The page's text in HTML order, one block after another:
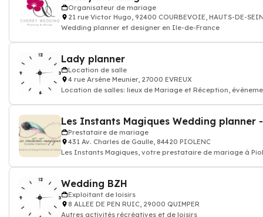
Organisateur de mariage
21 rue Victor Hugo, 92400 COURBEVOIE, HAUTS-DE-
Wedding planner et designer en Ile-de-France
Lady planner
Location de salle
4 rue Arsène Meunier, 27000 EVREUX
Location de salles: lieux de Mariage et Réception,
Les Instants Magiques Wedding planner
Prestataire de mariage
431 Av. Charles de Gaulle, 84420 PIOLENC
Les Instants Magiques, votre prestataire de mariage à
Wedding BZH
Exploitant de loisirs
8 ALLEE DE PEN RUIC, 29000 QUIMPER
Autres activités récréatives et de loisirs